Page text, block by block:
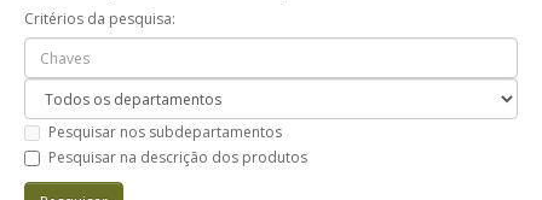
Critérios da pesquisa:
Pesquisar nos subdepartamentos
Pesquisar na descrição dos produtos